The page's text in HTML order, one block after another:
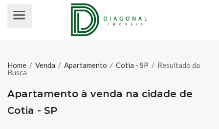
Home / Venda / Apartamento / Cotia - SP / Resultado da
Busca
Apartamento à venda na cidade de
Cotia - SP